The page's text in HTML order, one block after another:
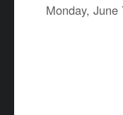
Monday,